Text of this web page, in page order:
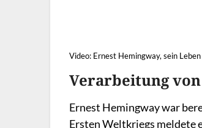
Video: Ernest Hemingway, sein
Verarbeitung
Ernest Hemingway war
Ersten Weltkriegs meldete